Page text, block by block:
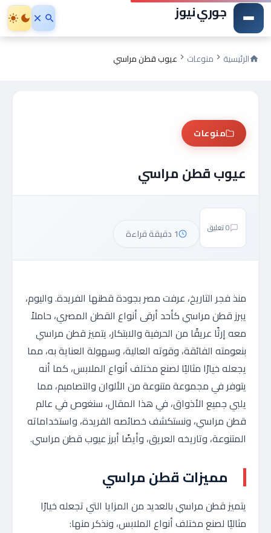
جوري نيوز
الرئيسية منوعات عيوب قطن مراسي
منوعات
عيوب قطن مراسي
0 تعليق 1 دقيقة قراءة
منذ فجر التاريخ، عرفت مصر بجودة قطنها الفريدة. واليوم،
يبرز قطن مراسي كأحد أرقى أنواع القطن المصري، حاملاً
معه إرثًا عريقًا من الحرفية والابتكار، يتميز قطن مراسي
بنعومته الفائقة، وقوته العالية، وسهولة العناية به، مما
يجعله خيارًا مثاليًا لصنع مختلف أنواع الملابس، كما أنه
يتوفر في مجموعة متنوعة من الألوان والتصاميم، مما
يلبي جميع الأذواق، في هذا المقال، سنغوص في عالم
قطن مراسي، ونستكشف خصائصه الفريدة، واستخداماته
المتنوعة، وتاريخه العريق، وأيضًا أبرز عيوب قطن مراسي.
مميزات قطن مراسي
يتميز قطن مراسي بالعديد من المزايا التي تجعله خيارًا
مثاليًا لصنع مختلف أنواع الملابس، ونذكر منها: